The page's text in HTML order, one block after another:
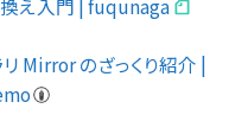
え入門 | fuqunaga
Mirror のざっくり紹介 |